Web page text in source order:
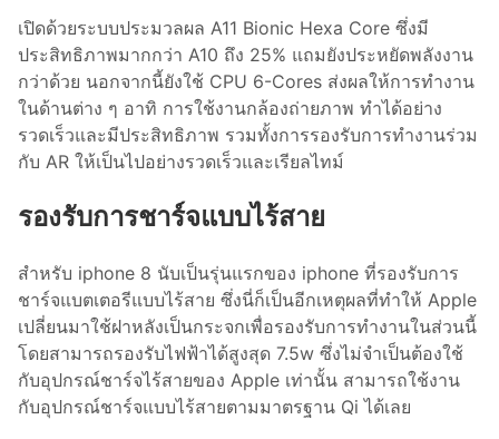
เปิดด้วยระบบประมวลผล A11 Bionic Hexa Core ซึ่งมี
ประสิทธิภาพมากกว่า A10 ถึง 25% แถมยังประหยัดพลังงาน
กว่าด้วย นอกจากนี้ยังใช้ CPU 6-Cores ส่งผลให้การทำงาน
ในด้านต่าง ๆ อาทิ การใช้งานกล้องถ่ายภาพ ทำได้อย่าง
รวดเร็วและมีประสิทธิภาพ รวมทั้งการรองรับการทำงานร่วม
กับ AR ให้เป็นไปอย่างรวดเร็วและเรียลไทม์
รองรับการชาร์จแบบไร้สาย
สำหรับ iphone 8 นับเป็นรุ่นแรกของ iphone ที่รองรับการ
ชาร์จแบตเตอรีแบบไร้สาย ซึ่งนี่ก็เป็นอีกเหตุผลที่ทำให้ Apple
เปลี่ยนมาใช้ฝาหลังเป็นกระจกเพื่อรองรับการทำงานในส่วนนี้
โดยสามารถรองรับไฟฟ้าได้สูงสุด 7.5w ซึ่งไม่จำเป็นต้องใช้
กับอุปกรณ์ชาร์จไร้สายของ Apple เท่านั้น สามารถใช้งาน
กับอุปกรณ์ชาร์จแบบไร้สายตามมาตรฐาน Qi ได้เลย